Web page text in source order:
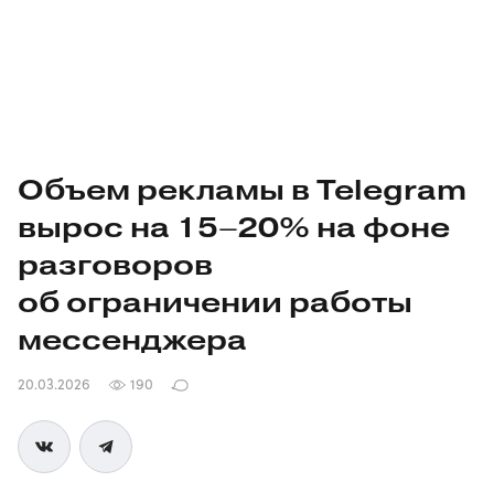
Объем рекламы в Telegram
вырос на 15–20% на фоне
разговоров
об ограничении работы
мессенджера
20.03.2026 190